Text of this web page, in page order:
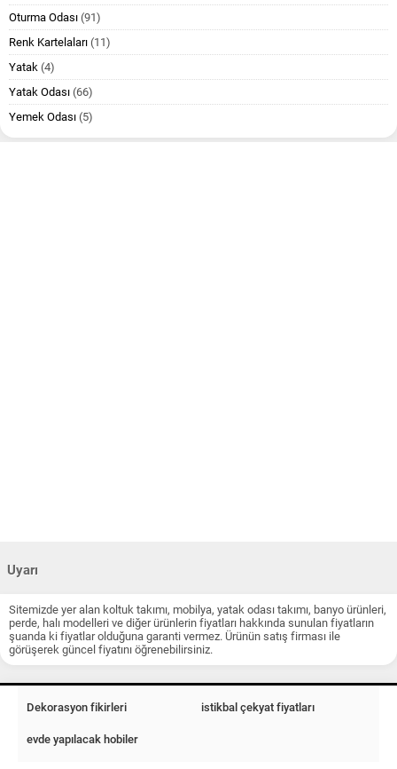
Oturma Odası (91)
Renk Kartelaları (11)
Yatak (4)
Yatak Odası (66)
Yemek Odası (5)
Uyarı
Sitemizde yer alan koltuk takımı, mobilya, yatak odası takımı, banyo ürünleri,
perde, halı modelleri ve diğer ürünlerin fiyatları hakkında sunulan fiyatların
şuanda ki fiyatlar olduğuna garanti vermez. Ürünün satış firması ile
görüşerek güncel fiyatını öğrenebilirsiniz.
Dekorasyon fikirleri istikbal çekyat fiyatları
evde yapılacak hobiler